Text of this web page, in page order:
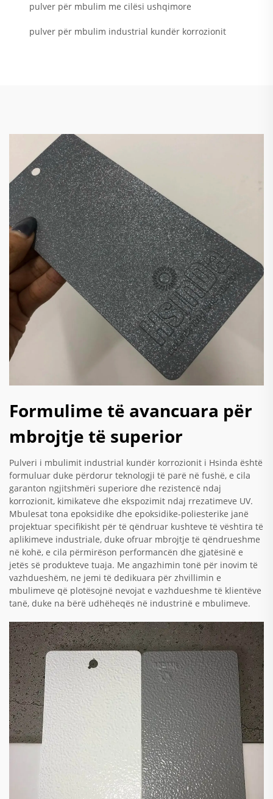
pulver për mbulim me cilësi ushqimore
pulver për mbulim industrial kundër korrozionit
Formulime të avancuara për
mbrojtje të superior
Pulveri i mbulimit industrial kundër korrozionit i Hsinda është
formuluar duke përdorur teknologji të parë në fushë, e cila
garanton ngjitshmëri superiore dhe rezistencë ndaj
korrozionit, kimikateve dhe ekspozimit ndaj rrezatimeve UV.
Mbulesat tona epoksidike dhe epoksidike-poliesterike janë
projektuar specifikisht për të qëndruar kushteve të vështira të
aplikimeve industriale, duke ofruar mbrojtje të qëndrueshme
në kohë, e cila përmirëson performancën dhe gjatësinë e
jetës së produkteve tuaja. Me angazhimin tonë për inovim të
vazhdueshëm, ne jemi të dedikuara për zhvillimin e
mbulimeve që plotësojnë nevojat e vazhdueshme të klientëve
tanë, duke na bërë udhëheqës në industrinë e mbulimeve.